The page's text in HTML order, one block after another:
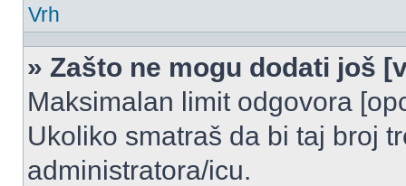
Vrh
» Zašto ne mogu dodati još
Maksimalan limit odgovora
Ukoliko smatraš da bi taj broj
administratora/icu.